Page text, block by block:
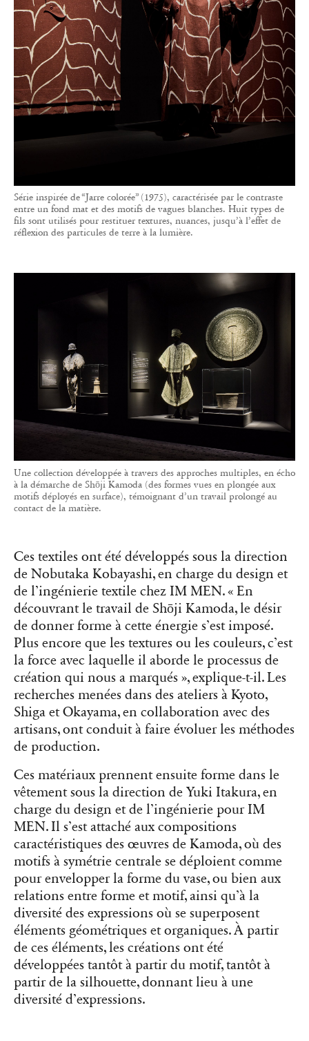
Série inspirée de “Jarre colorée” (1975), caractérisée par le contraste
entre un fond mat et des motifs de vagues blanches. Huit types de
fils sont utilisés pour restituer textures, nuances, jusqu’à l’effet de
réflexion des particules de terre à la lumière.
Une collection développée à travers des approches multiples, en écho
à la démarche de Shōji Kamoda (des formes vues en plongée aux
motifs déployés en surface), témoignant d’un travail prolongé au
contact de la matière.
Ces textiles ont été développés sous la direction
de Nobutaka Kobayashi, en charge du design et
de l’ingénierie textile chez IM MEN. « En
découvrant le travail de Shōji Kamoda, le désir
de donner forme à cette énergie s’est imposé.
Plus encore que les textures ou les couleurs, c’est
la force avec laquelle il aborde le processus de
création qui nous a marqués », explique-t-il. Les
recherches menées dans des ateliers à Kyoto,
Shiga et Okayama, en collaboration avec des
artisans, ont conduit à faire évoluer les méthodes
de production.
Ces matériaux prennent ensuite forme dans le
vêtement sous la direction de Yuki Itakura, en
charge du design et de l’ingénierie pour IM
MEN. Il s’est attaché aux compositions
caractéristiques des œuvres de Kamoda, où des
motifs à symétrie centrale se déploient comme
pour envelopper la forme du vase, ou bien aux
relations entre forme et motif, ainsi qu’à la
diversité des expressions où se superposent
éléments géométriques et organiques. À partir
de ces éléments, les créations ont été
développées tantôt à partir du motif, tantôt à
partir de la silhouette, donnant lieu à une
diversité d’expressions.